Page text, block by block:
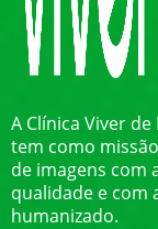
A Clínica Viver
tem como
de imagens com
qualidade e com
humanizado.